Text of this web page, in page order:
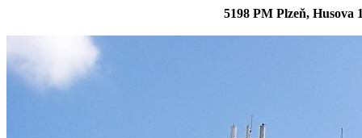
5198 PM Plzeň, Husova